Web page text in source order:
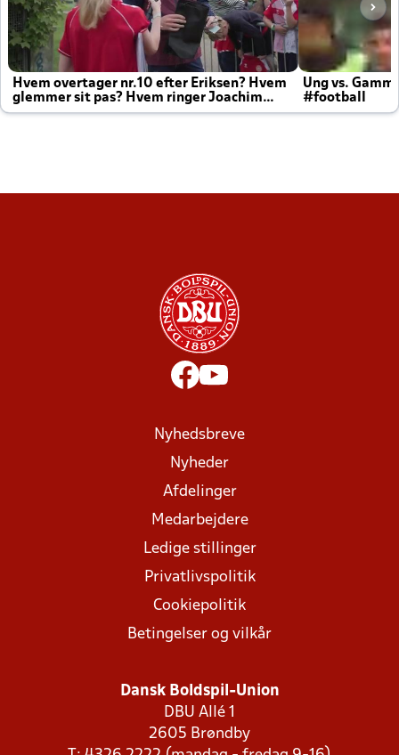
Hvem overtager nr.10 efter Eriksen? Hvem
glemmer sit pas? Hvem ringer Joachim
altid til efter kampe?
Ung vs.
#football
Nyhedsbreve
Nyheder
Afdelinger
Medarbejdere
Ledige stillinger
Privatlivspolitik
Cookiepolitik
Betingelser og vilkår
Dansk Boldspil-Union
DBU Allé 1
2605 Brøndby